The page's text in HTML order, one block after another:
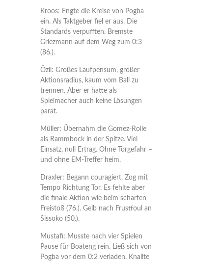
Kroos: Engte die Kreise von Pogba
ein. Als Taktgeber fiel er aus. Die
Standards verpufften. Bremste
Griezmann auf dem Weg zum 0:3
(86.).
Özil: Großes Laufpensum, großer
Aktionsradius, kaum vom Ball zu
trennen. Aber er hatte als
Spielmacher auch keine Lösungen
parat.
Müller: Übernahm die Gomez-Rolle
als Rammbock in der Spitze. Viel
Einsatz, null Ertrag. Ohne Torgefahr –
und ohne EM-Treffer heim.
Draxler: Begann couragiert. Zog mit
Tempo Richtung Tor. Es fehlte aber
die finale Aktion wie beim scharfen
Freistoß (76.). Gelb nach Frustfoul an
Sissoko (50.).
Mustafi: Musste nach vier Spielen
Pause für Boateng rein. Ließ sich von
Pogba vor dem 0:2 verladen. Knallte